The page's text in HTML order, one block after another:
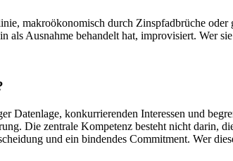
makroökonomisch durch Zinspfadbrüche
Ausnahme behandelt hat, improvisiert. Wer
Datenlage, konkurrierenden Interessen und
Die zentrale Kompetenz besteht nicht darin,
und ein bindendes Commitment. Wer